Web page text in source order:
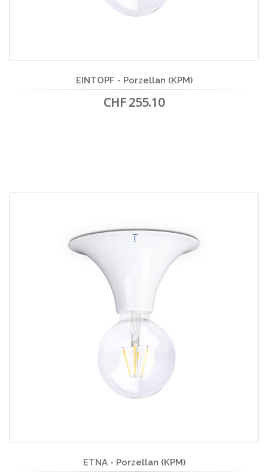
EINTOPF - Porzellan (KPM)
CHF 255.10
ETNA - Porzellan (KPM)